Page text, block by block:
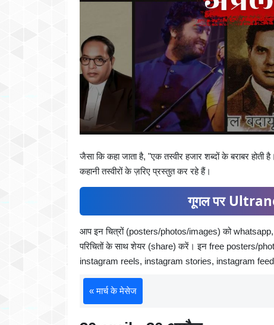
जैसा कि कहा जाता है, "एक तस्वीर हजार शब्दों के बराबर
कहानी तस्वीरों के ज़रिए प्रस्तुत कर रहे हैं।
गूगल पर
आप इन चित्रों (posters/photos/images) को
परिचितों के साथ शेयर (share) करें। इन free posters/
instagram reels, instagram stories, instagram
« मार्च के मेसेज